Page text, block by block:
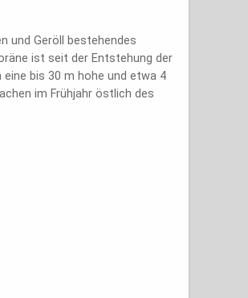
und Geröll bestehendes
ist seit der Entstehung der
bis 30 m hohe und etwa 4
im Frühjahr östlich des